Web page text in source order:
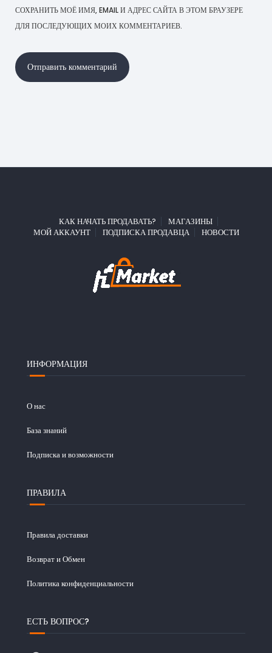
СОХРАНИТЬ МОЁ ИМЯ, EMAIL И АДРЕС САЙТА В ЭТОМ БРАУЗЕРЕ
ДЛЯ ПОСЛЕДУЮЩИХ МОИХ КОММЕНТАРИЕВ.
КАК НАЧАТЬ ПРОДАВАТЬ?
МАГАЗИНЫ
МОЙ АККАУНТ
ПОДПИСКА ПРОДАВЦА НОВОСТИ
ИНФОРМАЦИЯ
О нас
База знаний
Подписка и возможности
ПРАВИЛА
Правила доставки
Возврат и Обмен
Политика конфиденциальности
ЕСТЬ ВОПРОС?